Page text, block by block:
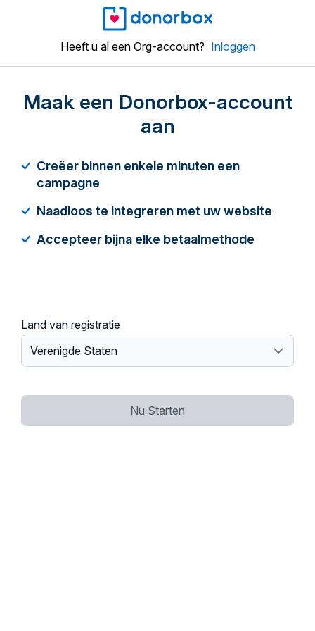
Heeft u al een Org-account? Inloggen
Maak een Donorbox-account
aan
Creëer binnen enkele minuten een
campagne
Naadloos te integreren met uw website
Accepteer bijna elke betaalmethode
Land van registratie
Nu Starten